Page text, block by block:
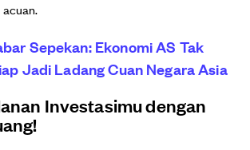
Sepekan: Ekonomi AS Tak
Jadi Ladang Cuan Negara Asia
Investasimu dengan